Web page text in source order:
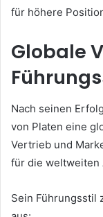
für höhere
Globale
Nach seinen
von Platen eine
Vertrieb und
für die weltweiten
Sein Führungsstil